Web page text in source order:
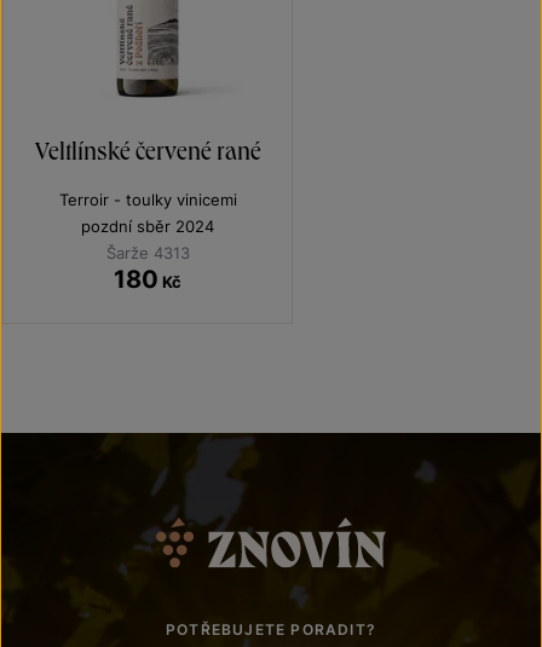
Veltlínské červené rané
Terroir - toulky vinicemi
pozdní sběr 2024
Šarže 4313
180 Kč
POTŘEBUJETE PORADIT?